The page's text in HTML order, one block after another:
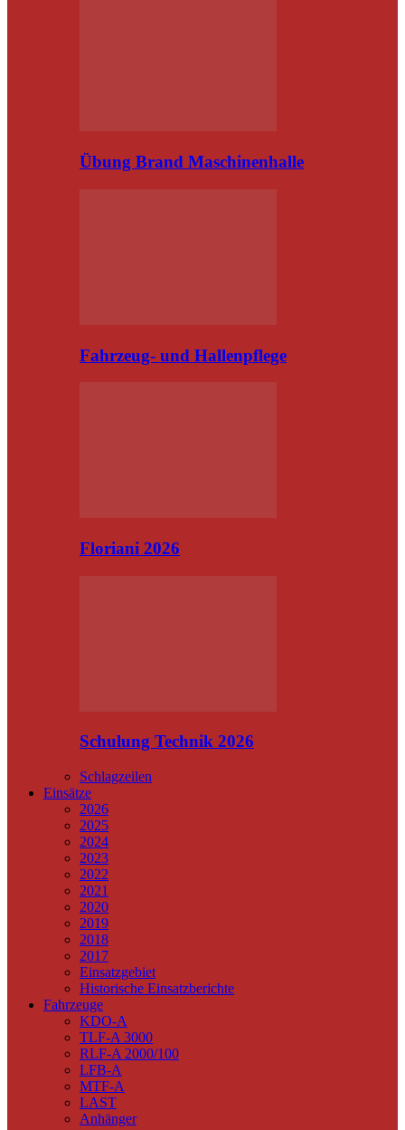
Übung Brand Maschinenhalle
Fahrzeug- und Hallenpflege
Floriani 2026
Schulung Technik 2026
Schlagzeilen
Einsätze
2026
2025
2024
2023
2022
2021
2020
2019
2018
2017
Einsatzgebiet
Historische Einsatzberichte
Fahrzeuge
KDO-A
TLF-A 3000
RLF-A 2000/100
LFB-A
MTF-A
LAST
Anhänger